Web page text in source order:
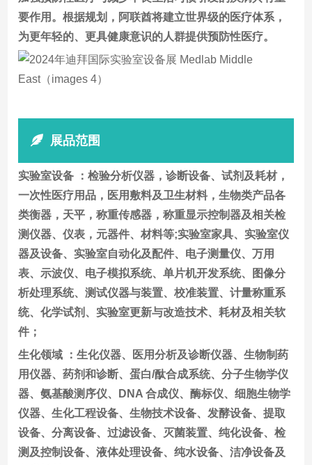
要作用。根据规划，阿联酋将建立世界级的医疗体系，
为更年轻的、更具健康意识的人群提供预防性医疗。
展品范围
实验室设备 ：检验分析仪器，诊断设备、试剂及耗材，
一次性医疗用品，医用敷料及卫生材料，生物类产品各
类衡器，天平，称重传感器，称重显示控制器及相关检
测仪器、仪表，元器件、材料等;实验室家具、实验室仪
器及设备、实验室自动化及配件、电子测量仪、万用
表、示波仪、电子模拟系统、单片机开发系统、图像分
析处理系统、测试仪器与装置、校准装置、计量称重系
统、化学试剂、实验室更新与改造技术、耗材及相关软
件；
生化领域 ：生化仪器、医用分析及诊断仪器、生物制药
用仪器、药剂和诊断、蛋白/酞合成系统、分子生物学仪
器、氨基酸测序仪、DNA 合成仪、酶标仪、细胞生物学
仪器、生化工程设备、生物技术设备、发酵设备、提取
设备、分离设备、过滤设备、灭菌装置、纯化设备、检
测及控制设备、液体处理设备、纯水设备、洁净设备及